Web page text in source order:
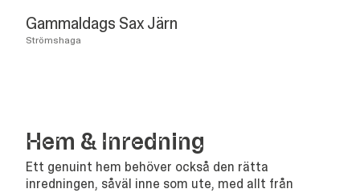
Gammaldags Sax Järn
Strömshaga
Hem &Inredning
Ett genuint hem behöver också den rätta
inredningen, såväl inne som ute, med allt från